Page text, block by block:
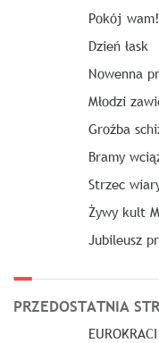
Pokój wam!
Dzień łask
Nowenna
Młodzi
Groźba
Bramy
Strzec
Żywy kult
Jubileusz
PRZEDOSTATNIA